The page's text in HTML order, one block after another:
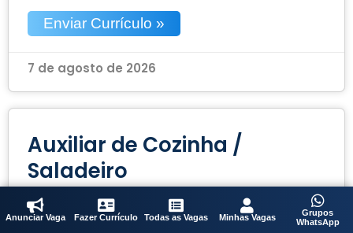
Enviar Currículo »
7 de agosto de 2026
Auxiliar de Cozinha /
Saladeiro
• Salário:
A combinar
Anunciar Vaga Fazer Currículo Todas as Vagas Minhas Vagas
Grupos
WhatsApp